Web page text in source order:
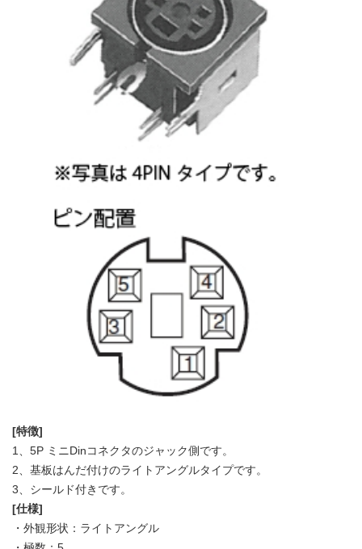
[特徴]
1、5P ミニDinコネクタのジャック側です。
2、基板はんだ付けのライトアングルタイプです。
3、シールド付きです。
[仕様]
・外観形状：ライトアングル